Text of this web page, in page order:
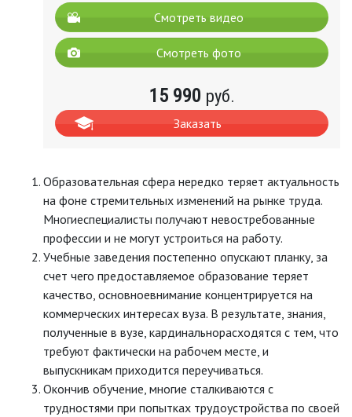
Смотреть видео
Смотреть фото
15 990 руб.
Заказать
Образовательная сфера нередко теряет актуальность
на фоне стремительных изменений на рынке труда.
Многиеспециалисты получают невостребованные
профессии и не могут устроиться на работу.
Учебные заведения постепенно опускают планку, за
счет чего предоставляемое образование теряет
качество, основноевнимание концентрируется на
коммерческих интересах вуза. В результате, знания,
полученные в вузе, кардинальнорасходятся с тем, что
требуют фактически на рабочем месте, и
выпускникам приходится переучиваться.
Окончив обучение, многие сталкиваются с
трудностями при попытках трудоустройства по своей